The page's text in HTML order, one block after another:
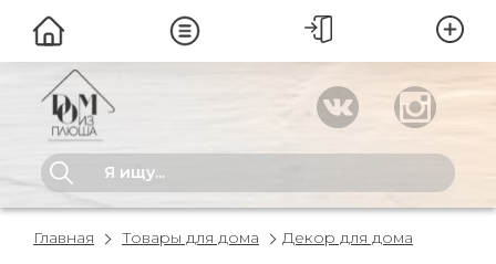
Главная Товары для дома Декор для дома